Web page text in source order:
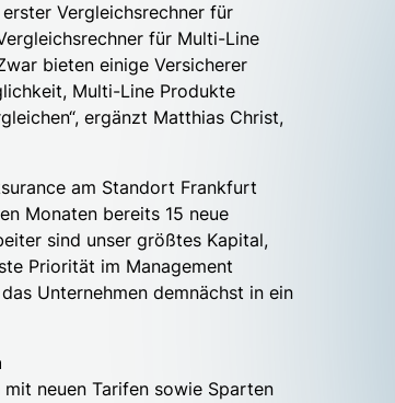
Vergleichsrechner für
für Multi-Line
bieten einige Versicherer
Multi-Line Produkte
ergänzt Matthias Christ,
am Standort Frankfurt
Monaten bereits 15 neue
sind unser größtes Kapital,
Priorität im Management
Unternehmen demnächst in ein
neuen Tarifen sowie Sparten